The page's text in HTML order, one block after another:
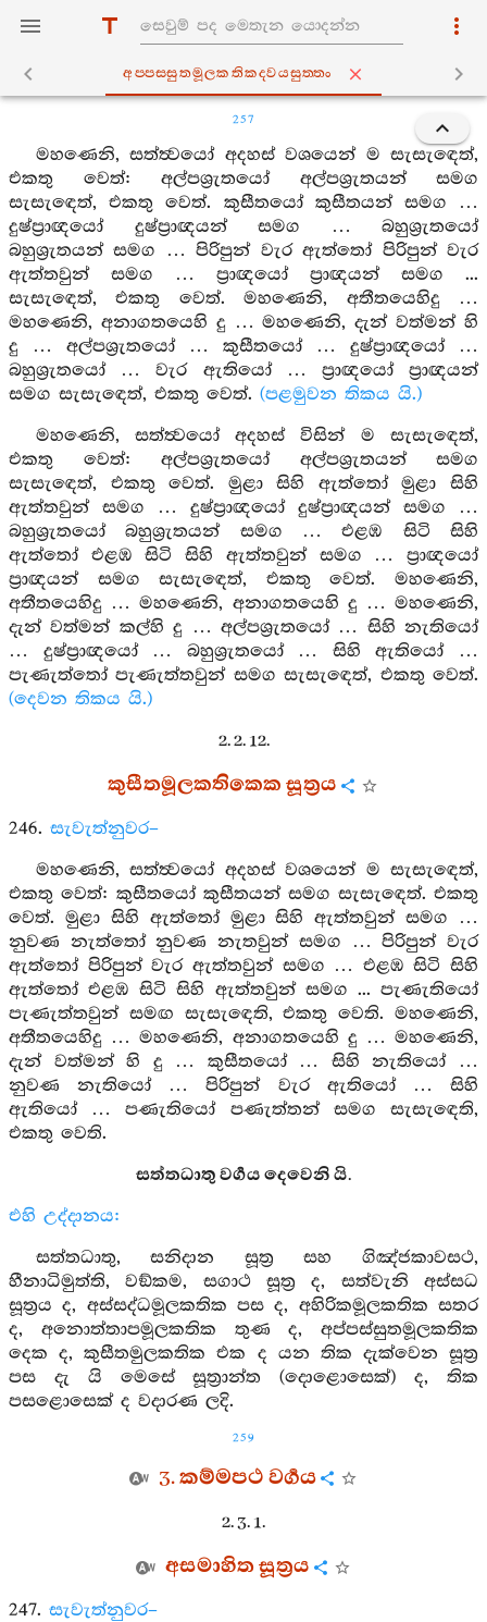
අප‍්පස‍්සුතමූලකතිකද‍්වයසුත‍්තං
257
මහණෙනි, සත්ත්‍වයෝ අදහස් වශයෙන් ම සැසැඳෙත්,
එකතු වෙත්: අල්පශ්‍රැතයෝ අල්පශ්‍රැතයන් සමග
සැසැඳෙත්, එකතු වෙත්. කුසීතයෝ කුසීතයන් සමග …
දුෂ්ප්‍රාඥයෝ දුෂ්ප්‍රාඥයන් සමග … බහුශ්‍රැතයෝ
බහුශ්‍රැතයන් සමග … පිරිපුන් වැර ඇත්තෝ පිරිපුන් වැර
ඇත්තවුන් සමග … ප්‍රාඥයෝ ප්‍රාඥයන් සමග ...
සැසැඳෙත්, එකතු වෙත්. මහණෙනි, අතීතයෙහිදු …
මහණෙනි, අනාගතයෙහි දු … මහණෙනි, දැන් වත්මන් හි
දු … අල්පශ්‍රැතයෝ … කුසීතයෝ … දුෂ්ප්‍රාඥයෝ …
බහුශ්‍රැතයෝ … වැර ඇතියෝ … ප්‍රාඥයෝ ප්‍රාඥයන්
සමග සැසැඳෙත්, එකතු වෙත්. (පළමුවන තිකය යි.)
මහණෙනි, සත්ත්‍වයෝ අදහස් විසින් ම සැසැඳෙත්,
එකතු වෙත්: අල්පශ්‍රැතයෝ අල්පශ්‍රැතයන් සමග
සැසැඳෙත්, එකතු වෙත්. මුළා සිහි ඇත්තෝ මුළා සිහි
ඇත්තවුන් සමග … දුෂ්ප්‍රාඥයෝ දුෂ්ප්‍රාඥයන් සමග …
බහුශ්‍රැතයෝ බහුශ්‍රැතයන් සමග … එළඹ සිටි සිහි
ඇත්තෝ එළඹ සිටි සිහි ඇත්තවුන් සමග … ප්‍රාඥයෝ
ප්‍රාඥයන් සමග සැසැඳෙත්, එකතු වෙත්. මහණෙනි,
අතීතයෙහිදු … මහණෙනි, අනාගතයෙහි දු … මහණෙනි,
දැන් වත්මන් කල්හි දු … අල්පශ්‍රැතයෝ … සිහි නැතියෝ
… දුෂ්ප්‍රාඥයෝ … බහුශ්‍රැතයෝ … සිහි ඇතියෝ …
පැණැත්තෝ පැණැත්තවුන් සමග සැසැඳෙත්, එකතු වෙත්.
(දෙවන තිකය යි.)
2. 2. 12.
කුසීතමූලකතිකෙක සූත්‍රය
246. සැවැත්නුවර–
මහණෙනි, සත්ත්‍වයෝ අදහස් වශයෙන් ම සැසැඳෙත්,
එකතු වෙත්: කුසීතයෝ කුසීතයන් සමග සැසැඳෙත්. එකතු
වෙත්. මුළා සිහි ඇත්තෝ මුළා සිහි ඇත්තවුන් සමග …
නුවණ නැත්තෝ නුවණ නැතවුන් සමග … පිරිපුන් වැර
ඇත්තෝ පිරිපුන් වැර ඇත්තවුන් සමග … එළඹ සිටි සිහි
ඇත්තෝ එළඹ සිටි සිහි ඇත්තවුන් සමග ... පැණැතියෝ
පැණැත්තවුන් සමඟ සැසැඳෙති, එකතු වෙති. මහණෙනි,
අතීතයෙහිදු … මහණෙනි, අනාගතයෙහි දු … මහණෙනි,
දැන් වත්මන් හි දු … කුසීතයෝ … සිහි නැතියෝ …
නුවණ නැතියෝ … පිරිපුන් වැර ඇතියෝ … සිහි
ඇතියෝ … පණැතියෝ පණැත්තන් සමග සැසැඳෙති,
එකතු වෙති.
සත්තධාතු වර්‍ගය දෙවෙනි යි.
එහි උද්දානය:
සත්තධාතු, සනිදාන සූත්‍ර සහ ගිඤ්ජකාවසථ,
හීනාධිමුත්ති, වඞ්කම, සගාථ සූත්‍ර ද, සත්වැනි අස්සධ
සූත්‍රය ද, අස්සද්ධමූලකතික පස ද, අහිරිකමූලකතික සතර
ද, අනොත්තාපමූලකතික තුණ ද, අප්පස්සුතමූලකතික
දෙක ද, කුසීතමුලකතික එක ද යන තික දැක්වෙන සූත්‍ර
පස දැ යි මෙසේ සූත්‍රාන්ත (දොළොසෙක්) ද, තික
පසළොසෙක් ද වදාරණ ලදි.
259
3. කම්මපථ වර්‍ගය
2. 3. 1.
අසමාහිත සූත්‍රය
247. සැවැත්නුවර–